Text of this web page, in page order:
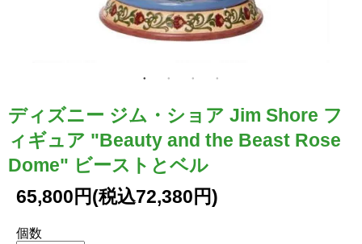
ディズニー ジム・ショア Jim Shore フ
ィギュア "Beauty and the Beast Rose
Dome" ビーストとベル
65,800円(税込72,380円)
個数